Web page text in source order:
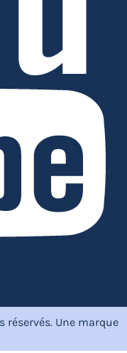
réservés. Une marque